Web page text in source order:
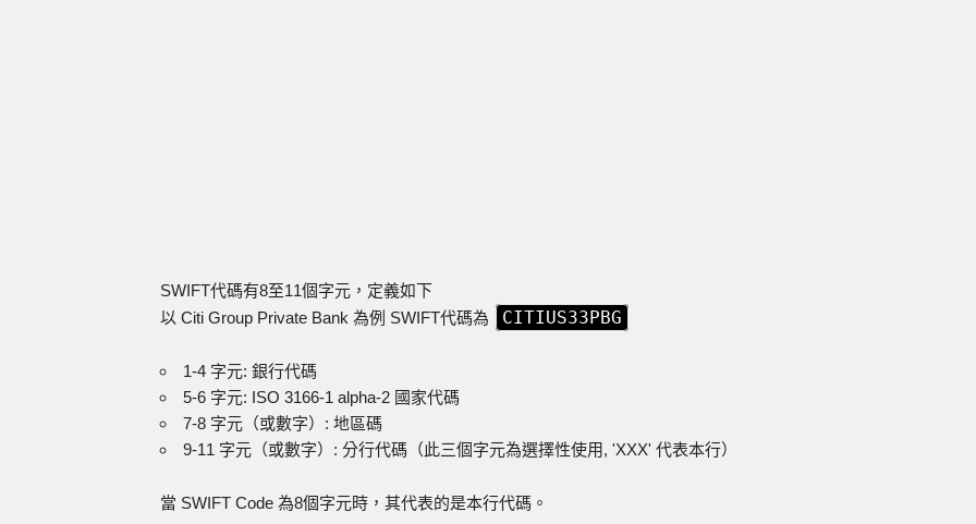
SWIFT代碼有8至11個字元，定義如下
以 Citi Group Private Bank 為例 SWIFT代碼為
CITIUS33PBG
1-4 字元: 銀行代碼
5-6 字元: ISO 3166-1 alpha-2 國家代碼
7-8 字元（或數字）: 地區碼
9-11 字元（或數字）: 分行代碼（此三個字元為選擇性使用, 'XXX' 代表本行）
當 SWIFT Code 為8個字元時，其代表的是本行代碼。